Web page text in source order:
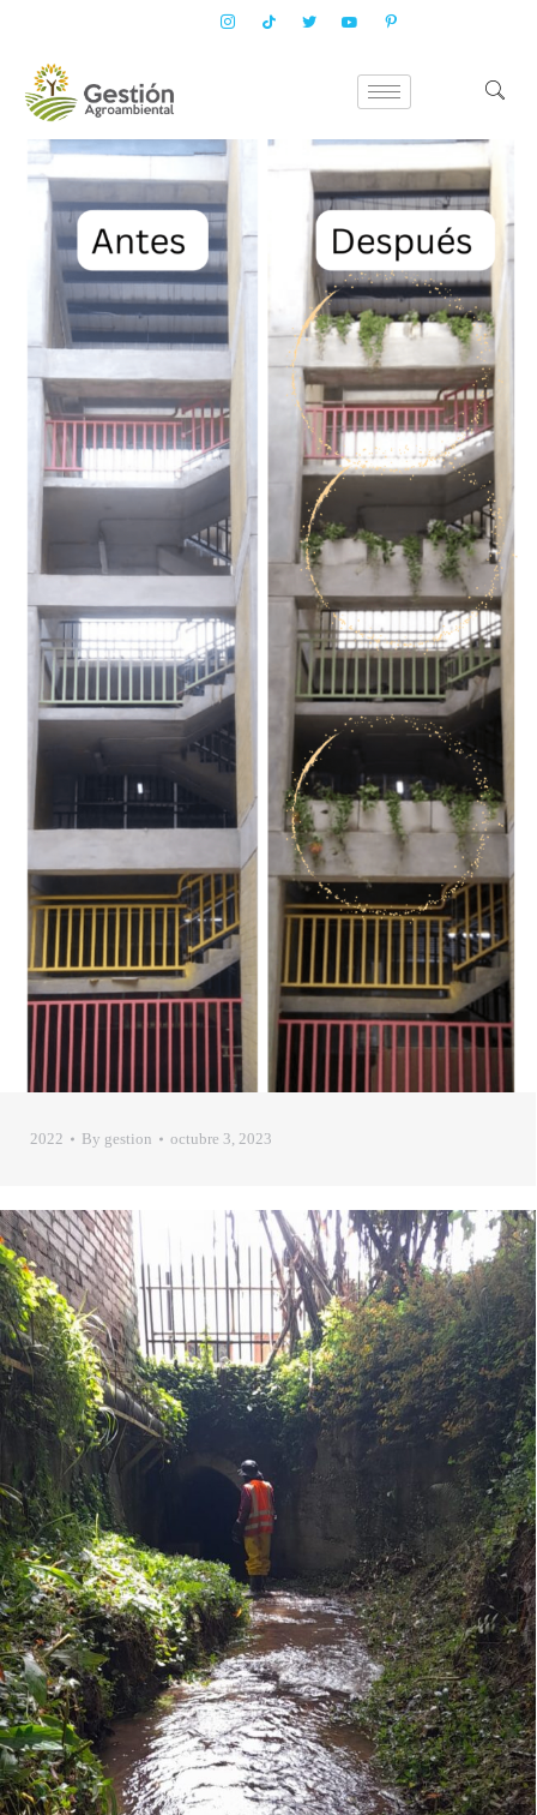
2022 By gestion octubre 3, 2023